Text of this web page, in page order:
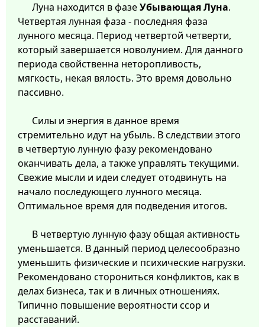
Луна находится в фазеУбывающая Луна.
Четвертая лунная фаза - последняя фаза
лунного месяца. Период четвертой четверти,
который завершается новолунием. Для данного
периода свойственна неторопливость,
мягкость, некая вялость. Это время довольно
пассивно.
Силы и энергия в данное время
стремительно идут на убыль. В следствии этого
в четвертую лунную фазу рекомендовано
оканчивать дела, а также управлять текущими.
Свежие мысли и идеи следует отодвинуть на
начало последующего лунного месяца.
Оптимальное время для подведения итогов.
В четвертую лунную фазу общая активность
уменьшается. В данный период целесообразно
уменьшить физические и психические нагрузки.
Рекомендовано сторониться конфликтов, как в
делах бизнеса, так и в личных отношениях.
Типично повышение вероятности ссор и
расставаний.